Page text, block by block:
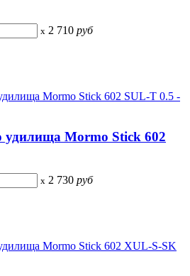
x 2 710 руб
удилища Mormo Stick 602
x 2 730 руб